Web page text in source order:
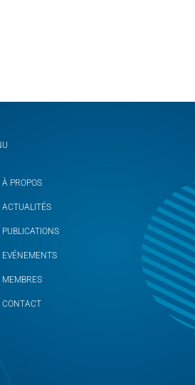
À PROPOS
ACTUALITÉS
PUBLICATIONS
EVÉNEMENTS
MEMBRES
CONTACT